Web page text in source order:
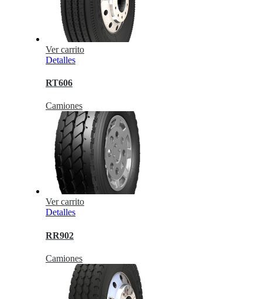
Ver carrito
Detalles
RT606
Camiones
Ver carrito
Detalles
RR902
Camiones